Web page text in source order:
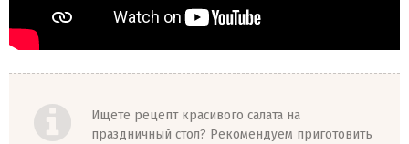
Ищете рецепт красивого салата на
праздничный стол? Рекомендуем приготовить